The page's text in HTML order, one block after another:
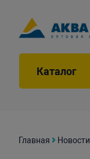
Каталог
Главная Новости